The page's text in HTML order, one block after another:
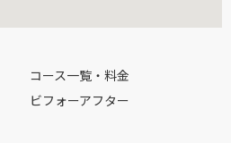
コース一覧・料金
ビフォーアフター